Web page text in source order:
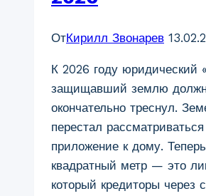
ОтКирилл Звонарев
К 2026 году юридический
защищавший землю
окончательно треснул.
перестал
приложение к дому.
квадратный метр — это
который кредиторы через